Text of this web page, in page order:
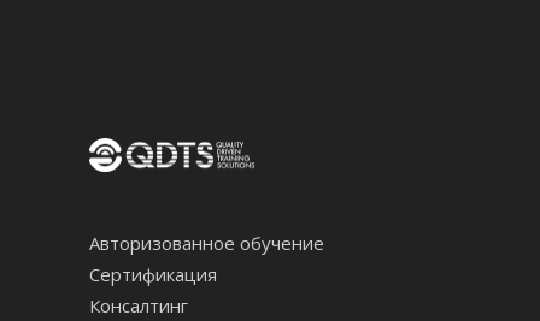
Авторизованное обучение
Сертификация
Консалтинг